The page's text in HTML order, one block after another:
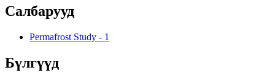
Салбарууд
Permafrost Study - 1
Бүлгүүд